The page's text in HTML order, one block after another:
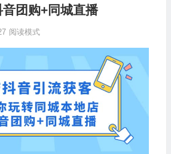
音团购+同城直播
阅读模式